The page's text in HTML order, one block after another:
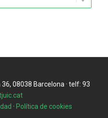
08038 Barcelona · telf: 93
· Política de cookies